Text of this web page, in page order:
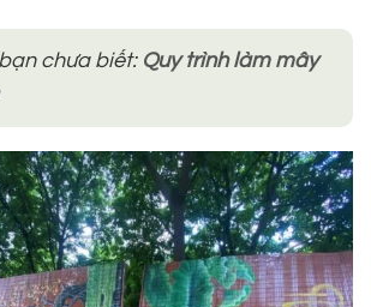
chưa biết: Quy trình làm mây